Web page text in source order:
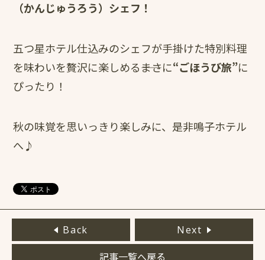
（かんじゅうろう）シェフ！
五つ星ホテル仕込みのシェフが手掛けた特別料理
を味わいを贅沢に楽しめる――まさに“ごほうび旅”に
ぴったり！
秋の味覚を思いっきり楽しみに、是非鳴子ホテル
へ♪
Back Next
記事一覧へ戻る